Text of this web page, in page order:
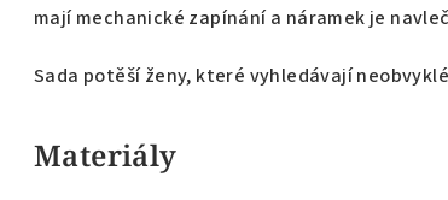
mají mechanické zapínání a náramek je
Sada potěší ženy, které vyhledávají
Materiály